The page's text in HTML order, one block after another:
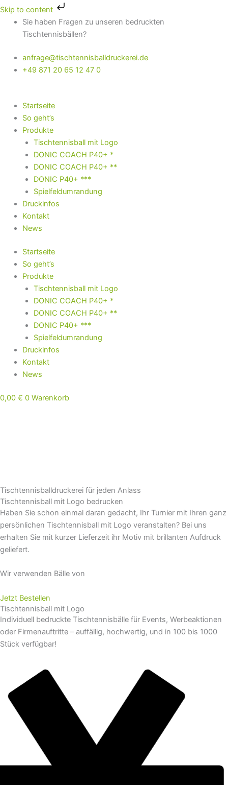
Skip to content
Zum
springen
Sie haben Fragen zu unseren bedruckten
Tischtennisbällen?
anfrage@tischtennisballdruckerei.de
+49 871 20 65 12 47 0
Startseite
So geht’s
Produkte
Tischtennisball mit Logo
DONIC COACH P40+ *
DONIC COACH P40+ **
DONIC P40+ ***
Spielfeldumrandung
Druckinfos
Kontakt
News
Startseite
So geht’s
Produkte
Tischtennisball mit Logo
DONIC COACH P40+ *
DONIC COACH P40+ **
DONIC P40+ ***
Spielfeldumrandung
Druckinfos
Kontakt
News
0,00 € 0 Warenkorb
Tischtennisballdruckerei für jeden Anlass
Tischtennisball mit Logo bedrucken
Haben Sie schon einmal daran gedacht, Ihr Turnier mit Ihren ganz
persönlichen Tischtennisball mit Logo veranstalten? Bei uns
erhalten Sie mit kurzer Lieferzeit ihr Motiv mit brillanten Aufdruck
geliefert.
Wir verwenden Bälle von
Jetzt Bestellen
Tischtennisball mit Logo
Individuell bedruckte Tischtennisbälle für Events, Werbeaktionen
oder Firmenauftritte – auffällig, hochwertig, und in 100 bis 1000
Stück verfügbar!
Dieses
Produkt
mehrere
Varianten
der
Produktseite
gewählt
werden
Dieses
Produkt
mehrere
Varianten
der
Produktseite
gewählt
werden